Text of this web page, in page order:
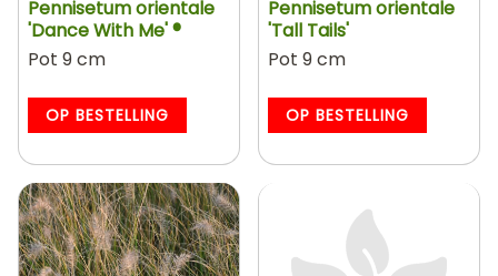
Pennisetum orientale
'Dance With Me' ®
Pot 9 cm
OP BESTELLING
Pennisetum orientale
'Tall Tails'
Pot 9 cm
OP BESTELLING